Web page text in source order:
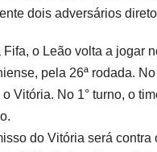
dois adversários
o Leão volta a jogar
pela 26ª rodada.
Vitória. No 1° turno, o
do Vitória será